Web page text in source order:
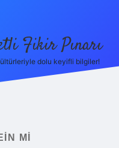
Fikir Pınarı
dolu keyifli bilgiler!
MI